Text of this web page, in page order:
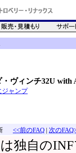
・ヴィンチ32U with
ジャンプ
<<前のFAQ | 次の
独自の